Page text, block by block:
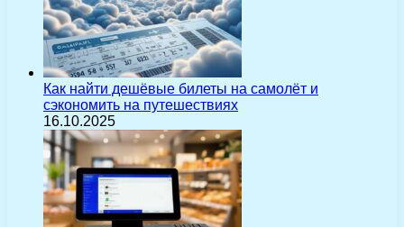
Как найти дешёвые билеты на самолёт и
сэкономить на путешествиях
16.10.2025